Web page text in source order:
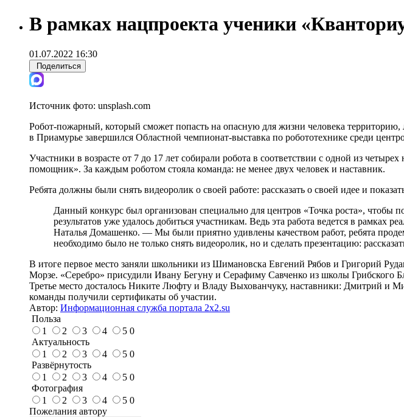
В рамках нацпроекта ученики
01.07.2022 16:30
Поделиться
Источник фото: unsplash.com
Робот-пожарный, который сможет попасть на опасную для жизни человека
в Приамурье завершился Областной чемпионат-выставка по робототехнике среди
Участники в возрасте от 7 до 17 лет собирали робота в соответствии с одной из
помощник». За каждым роботом стояла команда: не менее двух человек и наставник.
Ребята должны были снять видеоролик о своей работе: рассказать о своей идее и
Данный конкурс был организован специально для центров «Точка роста», чтобы
результатов уже удалось добиться участникам. Ведь эта работа ведется в
Наталья Домашенко. — Мы были приятно удивлены качеством работ, ребята
необходимо было не только снять видеоролик, но и сделать презентацию:
В итоге первое место заняли школьники из Шимановска Евгений Рябов и Григорий
Морзе. «Серебро» присудили Ивану Бегуну и Серафиму Савченко из школы Грибского
Третье место досталось Никите Люфту и Владу Выхованчуку, наставники: Дмитрий и
команды получили сертификаты об участии.
Автор: Информационная служба портала 2x2.su
Польза
1
2 3 4 5 0
Актуальность
1
2 3 4 5 0
Развёрнутость
1
2 3 4 5 0
Фотография
1
2 3 4 5 0
Пожелания автору